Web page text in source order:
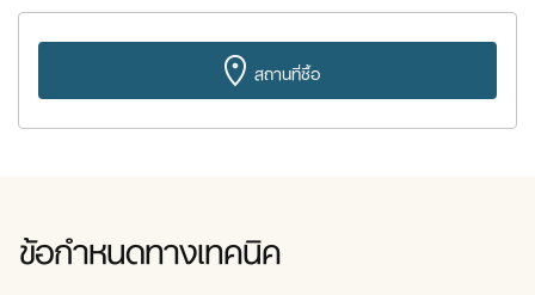
สถานที่ซื้อ
ข้อกำหนดทางเทคนิค